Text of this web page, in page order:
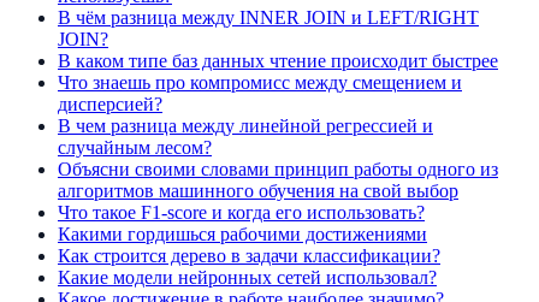
В чём разница между INNER JOIN и LEFT/RIGHT
JOIN?
В каком типе баз данных чтение происходит быстрее
Что знаешь про компромисс между смещением и
дисперсией?
В чем разница между линейной регрессией и
случайным лесом?
Объясни своими словами принцип работы одного из
алгоритмов машинного обучения на свой выбор
Что такое F1-score и когда его использовать?
Какими гордишься рабочими достижениями
Как строится дерево в задачи классификации?
Какие модели нейронных сетей использовал?